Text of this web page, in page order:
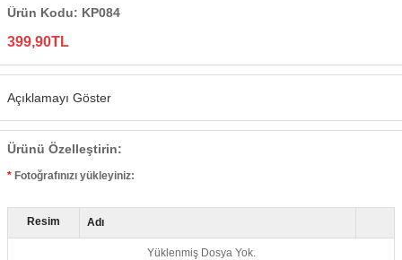
Ürün Kodu: KP084
399,90TL
Açıklamayı Göster
Ürünü Özelleştirin:
Fotoğrafınızı yükleyiniz:
Resim Adı
Yüklenmiş Dosya Yok.